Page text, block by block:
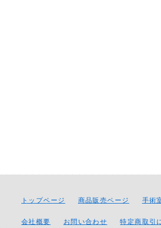
トップページ 商品販売ページ 手術
会社概要 お問い合わせ 特定商取引